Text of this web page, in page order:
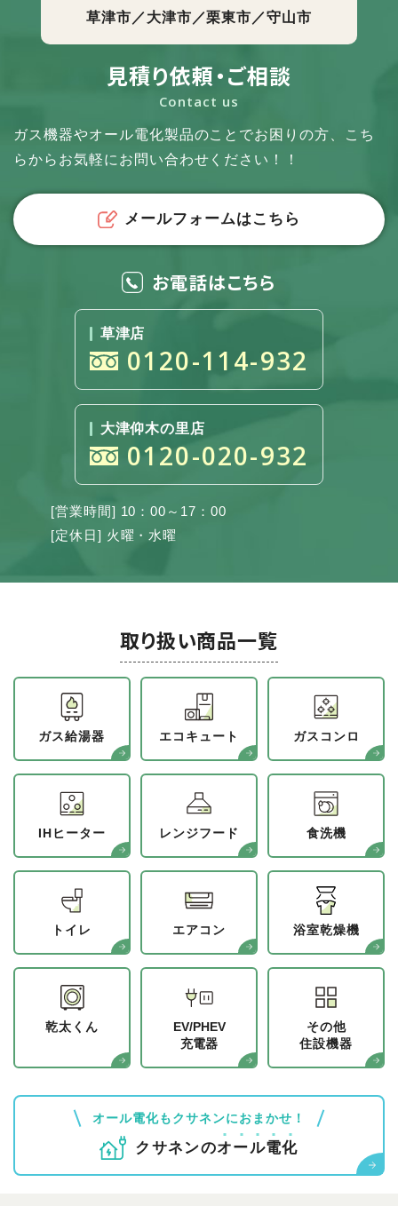
草津市／大津市／栗東市／守山市
見積り依頼・ご相談
Contact us
ガス機器やオール電化製品のことでお困りの方、
こち
らからお気軽にお問い合わせください！！
メールフォームはこちら
お電話はこちら
草津店
0120-114-932
大津仰木の里店
0120-020-932
[営業時間] 10：00～17：00
[定休日] 火曜・水曜
取り扱い商品一覧
ガス給湯器 エコキュート ガスコンロ
IHヒーター レンジフード 食洗機
トイレ エアコン 浴室乾燥機
乾太くん
EV/PHEV
充電器
その他
住設機器
オール電化もクサネンにおまかせ！
クサネンのオール電化